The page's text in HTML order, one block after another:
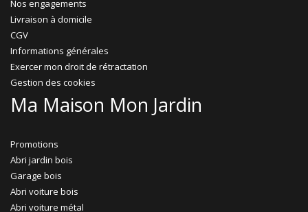
Nos engagements
Livraison à domicile
CGV
Informations générales
Exercer mon droit de rétractation
Gestion des cookies
Ma Maison Mon Jardin
Promotions
Abri jardin bois
Garage bois
Abri voiture bois
Abri voiture métal